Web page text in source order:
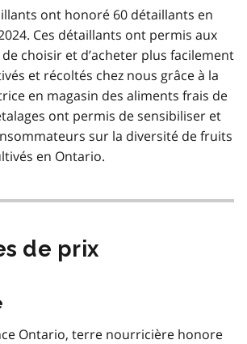
ont honoré 60 détaillants en
Ces détaillants ont permis aux
choisir et d’acheter plus facilement
et récoltés chez nous grâce à la
en magasin des aliments frais de
ont permis de sensibiliser et
sur la diversité de fruits
en Ontario.
de prix
Ontario, terre nourricière honore